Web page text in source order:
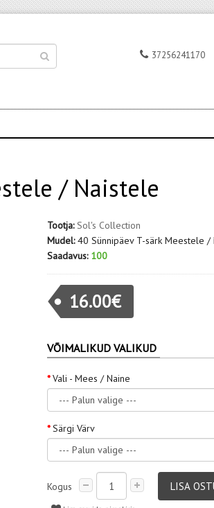
37256241170
/ Naistele
Tootja: Sol's Collection
Mudel: 40 Sünnipäev T-särk Meestele /
Saadavus: 100
16.00€
VÕIMALIKUD VALIKUD
Vali - Mees / Naine
Särgi Värv
Kogus LISA